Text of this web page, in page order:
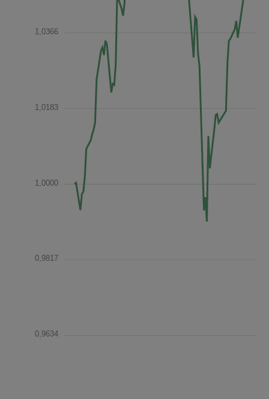
1,0366
1,0183
1,0000
0,9817
0,9634